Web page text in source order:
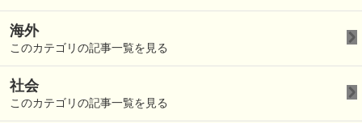
海外
このカテゴリの記事一覧を見る
社会
このカテゴリの記事一覧を見る